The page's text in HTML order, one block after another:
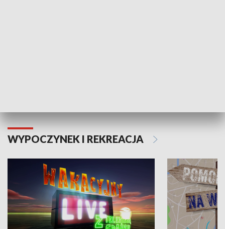
WYPOCZYNEK I REKREACJA